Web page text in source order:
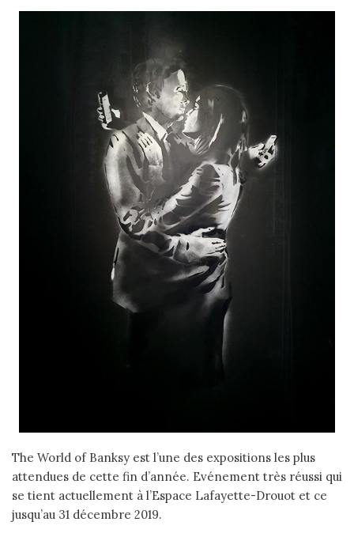
The World of Banksy est l’une des expositions les plus
attendues de cette fin d’année. Evénement très réussi qui
se tient actuellement à l’Espace Lafayette-Drouot et ce
jusqu’au 31 décembre 2019.